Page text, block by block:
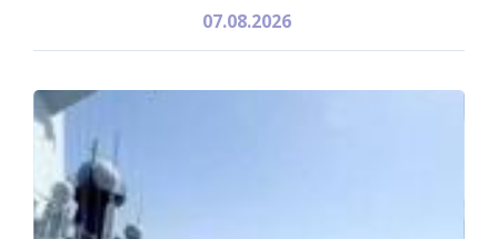
07.08.2026